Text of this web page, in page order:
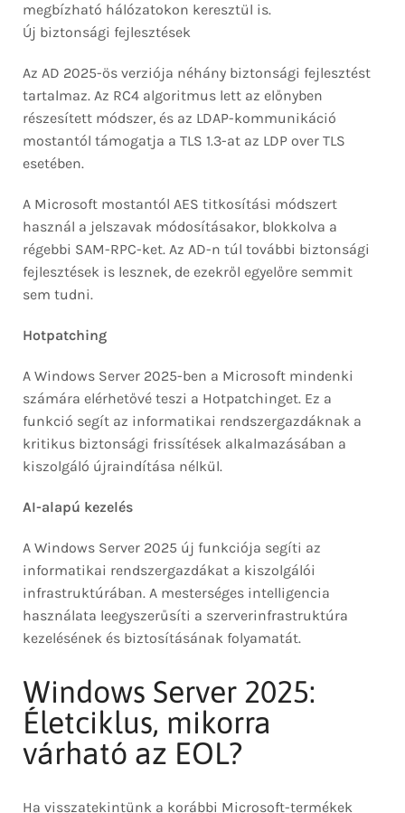
megbízható hálózatokon keresztül is.
Új biztonsági fejlesztések
Az AD 2025-ös verziója néhány biztonsági fejlesztést
tartalmaz. Az RC4 algoritmus lett az előnyben
részesített módszer, és az LDAP-kommunikáció
mostantól támogatja a TLS 1.3-at az LDP over TLS
esetében.
A Microsoft mostantól AES titkosítási módszert
használ a jelszavak módosításakor, blokkolva a
régebbi SAM-RPC-ket. Az AD-n túl további biztonsági
fejlesztések is lesznek, de ezekről egyelőre semmit
sem tudni.
Hotpatching
A Windows Server 2025-ben a Microsoft mindenki
számára elérhetővé teszi a Hotpatchinget. Ez a
funkció segít az informatikai rendszergazdáknak a
kritikus biztonsági frissítések alkalmazásában a
kiszolgáló újraindítása nélkül.
AI-alapú kezelés
A Windows Server 2025 új funkciója segíti az
informatikai rendszergazdákat a kiszolgálói
infrastruktúrában. A mesterséges intelligencia
használata leegyszerűsíti a szerverinfrastruktúra
kezelésének és biztosításának folyamatát.
Windows Server 2025:
Életciklus, mikorra
várható az EOL?
Ha visszatekintünk a korábbi Microsoft-termékek